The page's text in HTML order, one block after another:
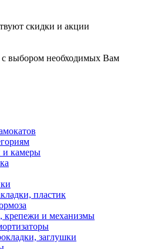
скидки и акции
с выбором необходимых Вам
камеры
пластик
крепежи и механизмы
заглушки